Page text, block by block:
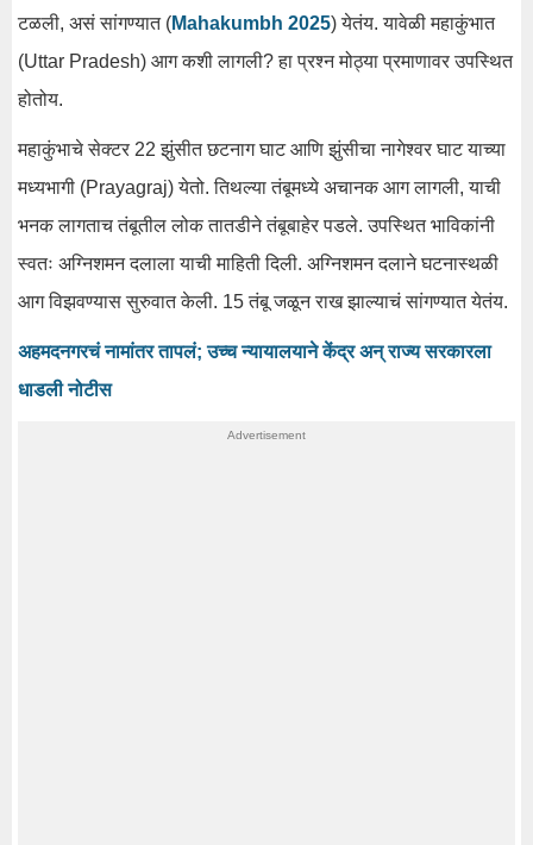
टळली, असं सांगण्यात (Mahakumbh 2025) येतंय. यावेळी महाकुंभात
(Uttar Pradesh) आग कशी लागली? हा प्रश्न मोठ्या प्रमाणावर उपस्थित
होतोय.
महाकुंभाचे सेक्टर 22 झुंसीत छटनाग घाट आणि झुंसीचा नागेश्वर घाट याच्या
मध्यभागी (Prayagraj) येतो. तिथल्या तंबूमध्ये अचानक आग लागली, याची
भनक लागताच तंबूतील लोक तातडीने तंबूबाहेर पडले. उपस्थित भाविकांनी
स्वतः अग्निशमन दलाला याची माहिती दिली. अग्निशमन दलाने घटनास्थळी
आग विझवण्यास सुरुवात केली. 15 तंबू जळून राख झाल्याचं सांगण्यात येतंय.
अहमदनगरचं नामांतर तापलं; उच्च न्यायालयाने केंद्र अन् राज्य सरकारला
धाडली नोटीस